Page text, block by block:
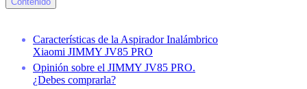
Características de la Aspirador Inalámbrico
Xiaomi JIMMY JV85 PRO
Opinión sobre el JIMMY JV85 PRO.
¿Debes comprarla?